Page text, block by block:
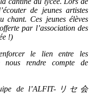
de jeunes artistes
chant. Ces jeunes élèves
par l’association des
!)
le lien entre les
nous rendre compte de
de l’ALFIT-リセ会